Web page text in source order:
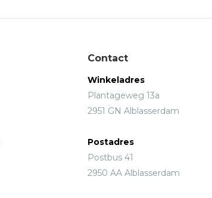
Contact
Winkeladres
Plantageweg 13a
2951 GN Alblasserdam
Postadres
Postbus 41
2950 AA Alblasserdam